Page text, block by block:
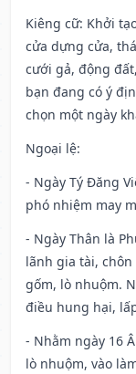
Kiêng cữ: Khởi
cửa dựng cửa,
cưới gả, động
bạn đang có ý
chọn một ngày
Ngoại lệ:
- Ngày Tý Đăng
phó nhiệm may
- Ngày Thân là
lãnh gia tài,
gốm, lò nhuộm.
điều hung hại,
- Nhằm ngày 16
lò nhuộm, vào